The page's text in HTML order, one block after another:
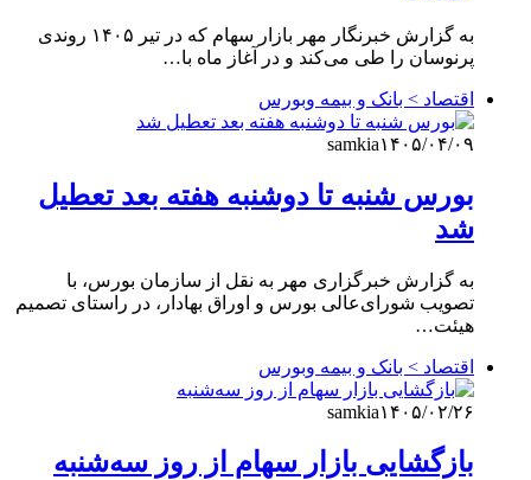
به گزارش خبرنگار مهر بازار سهام که در تیر ۱۴۰۵ روندی
پرنوسان را طی می‌کند و در آغاز ماه با…
اقتصاد > بانک و بیمه وبورس
samkia۱۴۰۵/۰۴/۰۹
بورس شنبه تا دوشنبه هفته بعد تعطیل
شد
به گزارش خبرگزاری مهر به نقل از سازمان بورس، با
تصویب شورای‌عالی بورس و اوراق بهادار، در راستای تصمیم
هیئت‌…
اقتصاد > بانک و بیمه وبورس
samkia۱۴۰۵/۰۲/۲۶
بازگشایی بازار سهام از روز سه‌شنبه